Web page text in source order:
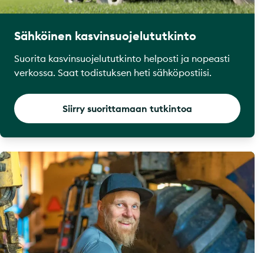
Sähköinen kasvinsuojelututkinto
Suorita kasvinsuojelututkinto helposti ja nopeasti
verkossa. Saat todistuksen heti sähköpostiisi.
Siirry suorittamaan tutkintoa